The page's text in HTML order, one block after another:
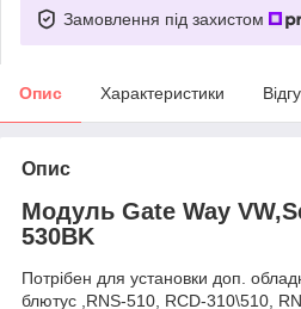
Замовлення під захистом
Опис Характеристики
Опис
Модуль Gate Way
530BK
Потрібен для установки доп.
блютус ,RNS-510, RCD-310\510,